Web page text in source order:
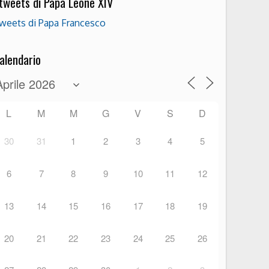
di Papa Francesco
L M M G V S D
30 31 1 2 3 4 5
6 7 8 9 10 11 12
13 14 15 16 17 18 19
20 21 22 23 24 25 26